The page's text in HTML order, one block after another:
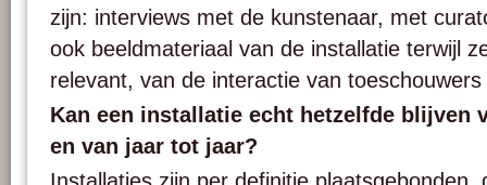
zijn: interviews met de kunstenaar, met
ook beeldmateriaal van de installatie terwijl
relevant, van de interactie van
Kan een installatie echt hetzelfde blijven
en van jaar tot jaar?